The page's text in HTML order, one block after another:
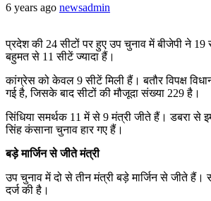
6 years ago newsadmin
प्रदेश की 24 सीटों पर हुए उप चुनाव में बीजेपी ने
बहुमत से 11 सीटें ज्यादा हैं।
कांग्रेस को केवल 9 सीटें मिली हैं। बतौर विपक्ष
गई है, जिसके बाद सीटों की मौजूदा संख्या 229 है।
सिंधिया समर्थक 11 में से 9 मंत्री जीते हैं। डबरा से
सिंह कंसाना चुनाव हार गए हैं।
बड़े मार्जिन से जीते मंत्री
उप चुनाव में दो से तीन मंत्री बड़े मार्जिन से जीते
दर्ज की है।